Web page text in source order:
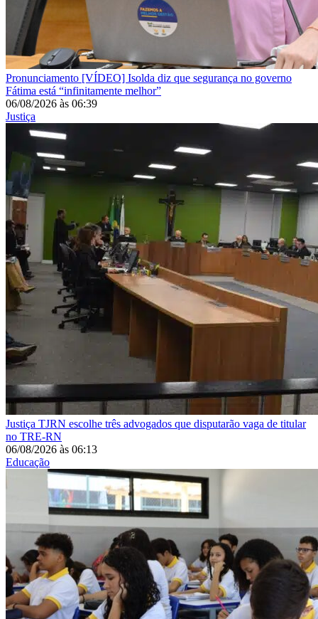
Pronunciamento [VÍDEO] Isolda diz que segurança no governo
Fátima está “infinitamente melhor”
06/08/2026 às 06:39
Justiça
Justiça TJRN escolhe três advogados que disputarão vaga de titular
no TRE-RN
06/08/2026 às 06:13
Educação